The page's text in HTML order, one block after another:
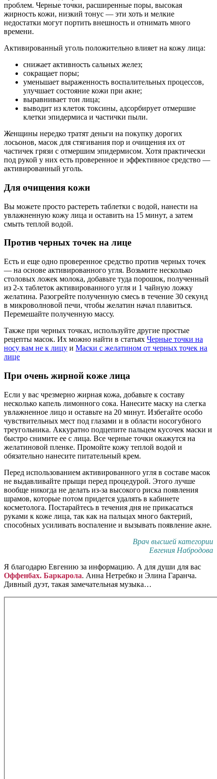
проблем. Черные точки, расширенные поры, высокая
жирность кожи, низкий тонус — эти хоть и мелкие
недостатки могут портить внешность и отнимать много
времени.
Активированный уголь положительно влияет на кожу лица:
снижает активность сальных желез;
сокращает поры;
уменьшает выраженность воспалительных процессов,
улучшает состояние кожи при акне;
выравнивает тон лица;
выводит из клеток токсины, адсорбирует отмершие
клетки эпидермиса и частички пыли.
Женщины нередко тратят деньги на покупку дорогих
лосьонов, масок для стягивания пор и очищения их от
частичек грязи с отмершим эпидермисом. Хотя практически
под рукой у них есть проверенное и эффективное средство —
активированный уголь.
Для очищения кожи
Вы можете просто растереть таблетки с водой, нанести на
увлажненную кожу лица и оставить на 15 минут, а затем
смыть теплой водой.
Против черных точек на лице
Есть и еще одно проверенное средство против черных точек
— на основе активированного угля. Возьмите несколько
столовых ложек молока, добавьте туда порошок, полученный
из 2-х таблеток активированного угля и 1 чайную ложку
желатина. Разогрейте полученную смесь в течение 30 секунд
в микроволновой печи, чтобы желатин начал плавиться.
Перемешайте полученную массу.
Также при черных точках, используйте другие простые
рецепты масок. Их можно найти в статьях Черные точки на
носу вам не к лицу и Маски с желатином от черных точек на
лице
При очень жирной коже лица
Если у вас чрезмерно жирная кожа, добавьте к составу
несколько капель лимонного сока. Нанесите маску на слегка
увлажненное лицо и оставьте на 20 минут. Избегайте особо
чувствительных мест под глазами и в области носогубного
треугольника. Аккуратно подцепите пальцем кусочек маски и
быстро снимите ее с лица. Все черные точки окажутся на
желатиновой пленке. Промойте кожу теплой водой и
обязательно нанесите питательный крем.
Перед использованием активированного угля в составе масок
не выдавливайте прыщи перед процедурой. Этого лучше
вообще никогда не делать из-за высокого риска появления
шрамов, которые потом придется удалять в кабинете
косметолога. Постарайтесь в течения дня не прикасаться
руками к коже лица, так как на пальцах много бактерий,
способных усиливать воспаление и вызывать появление акне.
Врач высшей категории
Евгения Набродова
Я благодарю Евгению за информацию. А для души для вас
Оффенбах. Баркарола. Анна Нетребко и Элина Гаранча.
Дивный дуэт, такая замечательная музыка…